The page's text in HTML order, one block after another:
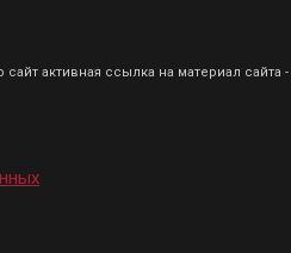
активная ссылка на материал сайта -